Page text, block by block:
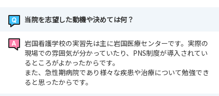
当院を志望した動機や決めては何？
岩国看護学校の実習先は主に岩国医療センターです。実際の
現場での雰囲気が分かっていたり、PNS制度が導入されてい
るところがよかったからです。
また、急性期病院であり様々な疾患や治療について勉強でき
ると思ったからです。